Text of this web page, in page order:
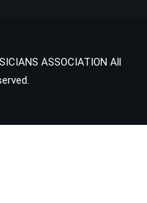
ASSOCIATION All